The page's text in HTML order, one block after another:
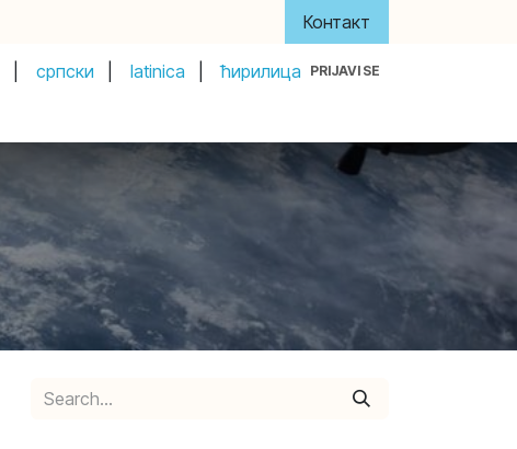
Контакт
српски latinica ћирилица PRIJAVI SE